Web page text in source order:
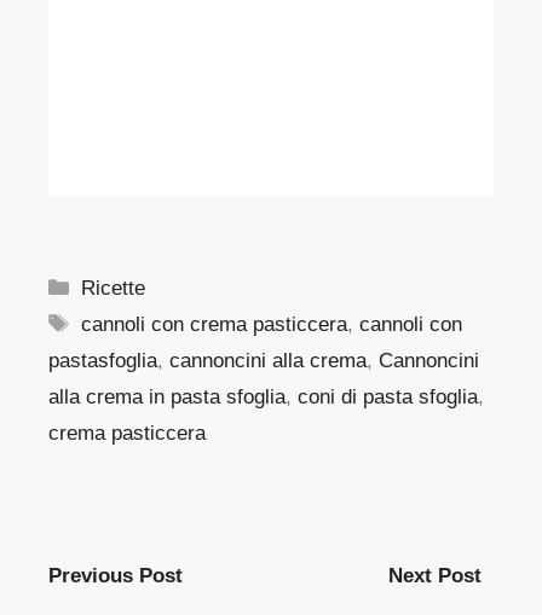
Categorie
Ricette
Tag
cannoli con crema pasticcera,cannoli con
pastasfoglia, cannoncini alla crema, Cannoncini
alla crema in pasta sfoglia, coni di pasta sfoglia,
crema pasticcera
Previous Post Next Post